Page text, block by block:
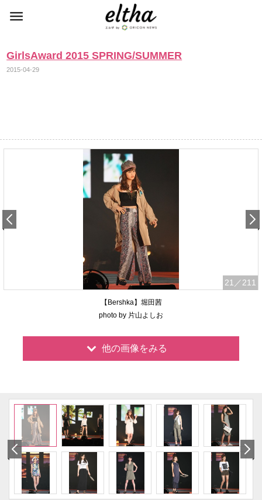
GirlsAward 2015 SPRING/SUMMER
2015-04-29
21 ／211
【Bershka】堀田茜
photo by 片山よしお
他の画像をみる